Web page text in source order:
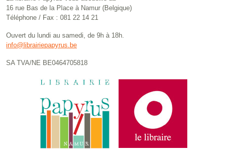
16 rue Bas de la Place à Namur (Belgique)
Téléphone / Fax : 081 22 14 21
Ouvert du lundi au samedi, de 9h à 18h.
info@librairiepapyrus.be
SA TVA/NE BE0464705818